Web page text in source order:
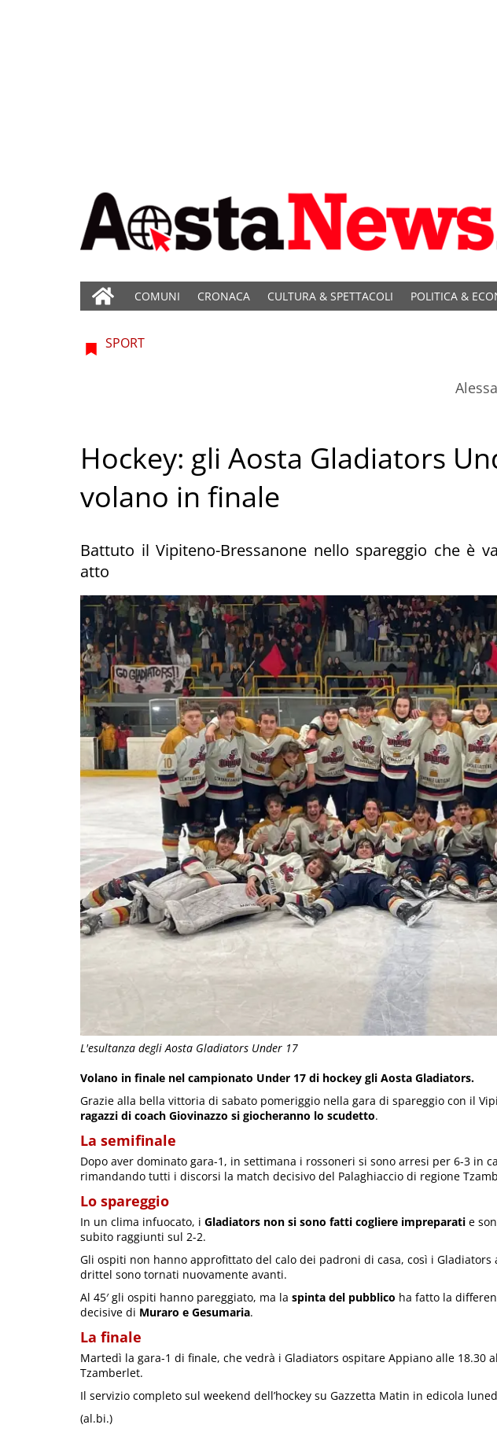
COMUNI CRONACA CULTURA & SPETTACOLI POLITICA &
L'esultanza degli Aosta Gladiators Under 17
SPORT
Hockey: gli Aosta Gladiators
volano in finale
Battuto il Vipiteno-Bressanone nello spareggio che è
atto
Volano in finale nel campionato Under 17 di hockey gli Aosta Gladiators.
Grazie alla bella vittoria di sabato pomeriggio nella gara di spareggio con il
ragazzi di coach Giovinazzo si giocheranno lo scudetto.
La semifinale
Dopo aver dominato gara-1, in settimana i rossoneri si sono arresi per 6-3 in
rimandando tutti i discorsi la match decisivo del Palaghiaccio di regione
Lo spareggio
In un clima infuocato, i Gladiators non si sono fatti cogliere impreparati e
subito raggiunti sul 2-2.
Gli ospiti non hanno approfittato del calo dei padroni di casa, così i Gladiators
drittel sono tornati nuovamente avanti.
Al 45′ gli ospiti hanno pareggiato, ma la spinta del pubblico ha fatto la
decisive di Muraro e Gesumaria.
La finale
Martedì la gara-1 di finale, che vedrà i Gladiators ospitare Appiano alle 18.30
Tzamberlet.
Il servizio completo sul weekend dell’hockey su Gazzetta Matin in edicola
(al.bi.)